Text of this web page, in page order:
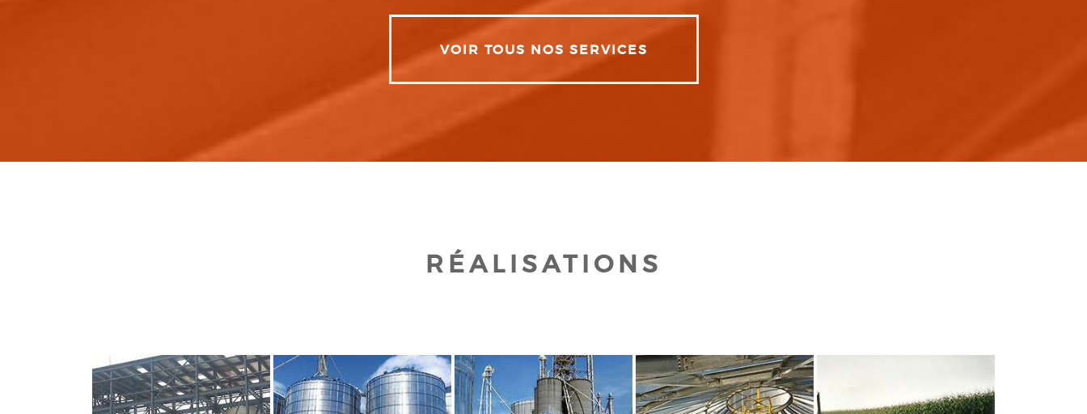
VOIR TOUS NOS SERVICES
RÉALISATIONS